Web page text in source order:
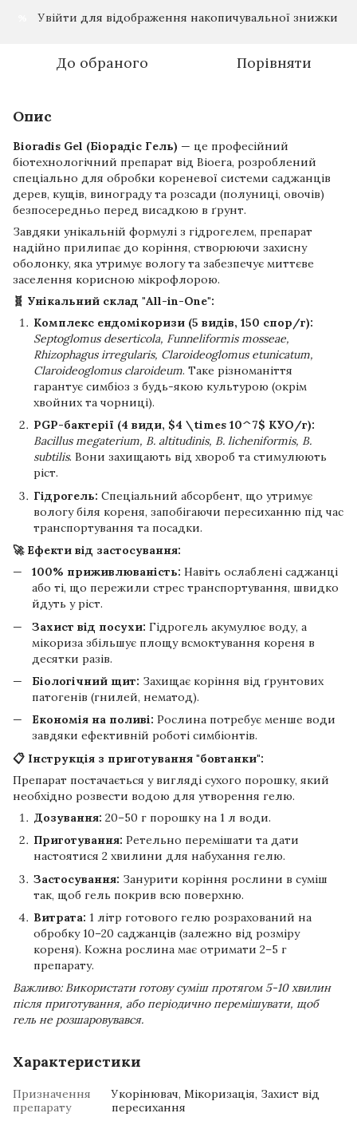
Увійти для відображення накопичувальної знижки
До обраного Порівняти
Опис
Bioradis Gel (Біорадіс Гель) — це професійний
біотехнологічний препарат від Bioera, розроблений
спеціально для обробки кореневої системи саджанців
дерев, кущів, винограду та розсади (полуниці, овочів)
безпосередньо перед висадкою в ґрунт.
Завдяки унікальній формулі з гідрогелем, препарат
надійно прилипає до коріння, створюючи захисну
оболонку, яка утримує вологу та забезпечує миттєве
заселення корисною мікрофлорою.
🧬 Унікальний склад "All-in-One":
Комплекс ендомікоризи (5 видів, 150 спор/г):
Septoglomus deserticola, Funneliformis mosseae,
Rhizophagus irregularis, Claroideoglomus etunicatum,
Claroideoglomus claroideum. Таке різноманіття
гарантує симбіоз з будь-якою культурою (окрім
хвойних та чорниці).
PGP-бактерії (4 види, $4 \times 10^7$ КУО/г):
Bacillus megaterium, B. altitudinis, B. licheniformis, B.
subtilis. Вони захищають від хвороб та стимулюють
ріст.
Гідрогель: Спеціальний абсорбент, що утримує
вологу біля кореня, запобігаючи пересиханню під час
транспортування та посадки.
🚀 Ефекти від застосування:
100% приживлюваність: Навіть ослаблені саджанці
або ті, що пережили стрес транспортування, швидко
йдуть у ріст.
Захист від посухи: Гідрогель акумулює воду, а
мікориза збільшує площу всмоктування кореня в
десятки разів.
Біологічний щит: Захищає коріння від ґрунтових
патогенів (гнилей, нематод).
Економія на поливі: Рослина потребує менше води
завдяки ефективній роботі симбіонтів.
📋 Інструкція з приготування "бовтанки":
Препарат постачається у вигляді сухого порошку, який
необхідно розвести водою для утворення гелю.
Дозування: 20–50 г порошку на 1 л води.
Приготування: Ретельно перемішати та дати
настоятися 2 хвилини для набухання гелю.
Застосування: Занурити коріння рослини в суміш
так, щоб гель покрив всю поверхню.
Витрата: 1 літр готового гелю розрахований на
обробку 10–20 саджанців (залежно від розміру
кореня). Кожна рослина має отримати 2–5 г
препарату.
Важливо: Використати готову суміш протягом 5-10 хвилин
після приготування, або періодично перемішувати, щоб
гель не розшаровувався.
Характеристики
Призначення
препарату
Укорінювач, Мікоризація, Захист від
пересихання